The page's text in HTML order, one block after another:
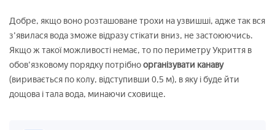
Добре, якщо воно розташоване трохи на узвишші, адже так вся
з'явилася вода зможе відразу стікати вниз, не застоюючись.
Якщо ж такої можливості немає, то по периметру Укриття в
обов'язковому порядку потрібноорганізувати канаву
(виривається по колу, відступивши 0,5 м), в яку і буде йти
дощова і тала вода, минаючи сховище.